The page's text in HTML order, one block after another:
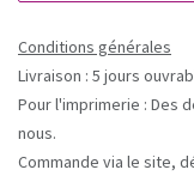
Conditions générales
Livraison : 5 jours
Pour l'imprimerie : Des
nous.
Commande via le site,